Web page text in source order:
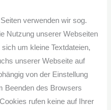
verwenden wir sog.
Nutzung unserer Webseiten
um kleine Textdateien,
unserer Webseite auf
von der Einstellung
Beenden des Browsers
rufen keine auf Ihrer